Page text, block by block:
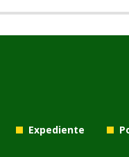
Expediente